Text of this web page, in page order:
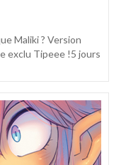
Maliki ? Version
exclu Tipeee !5 jours